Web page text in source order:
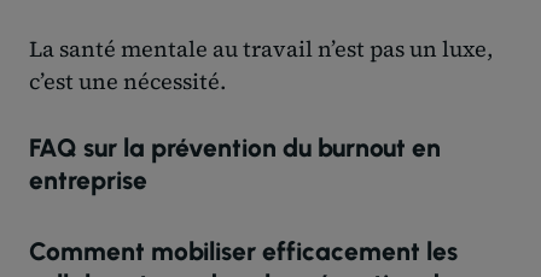
La santé mentale au travail n’est pas un luxe,
c’est une nécessité.
FAQ sur la prévention du burnout en
entreprise
Comment mobiliser efficacement les